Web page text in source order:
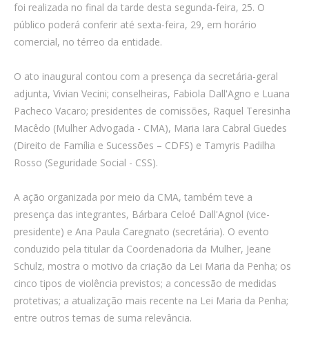
foi realizada no final da tarde desta segunda-feira, 25. O
público poderá conferir até sexta-feira, 29, em horário
comercial, no térreo da entidade.
O ato inaugural contou com a presença da secretária-geral
adjunta, Vivian Vecini; conselheiras, Fabiola Dall'Agno e Luana
Pacheco Vacaro; presidentes de comissões, Raquel Teresinha
Macêdo (Mulher Advogada - CMA), Maria Iara Cabral Guedes
(Direito de Família e Sucessões – CDFS) e Tamyris Padilha
Rosso (Seguridade Social - CSS).
A ação organizada por meio da CMA, também teve a
presença das integrantes, Bárbara Celoé Dall'Agnol (vice-
presidente) e Ana Paula Caregnato (secretária). O evento
conduzido pela titular da Coordenadoria da Mulher, Jeane
Schulz, mostra o motivo da criação da Lei Maria da Penha; os
cinco tipos de violência previstos; a concessão de medidas
protetivas; a atualização mais recente na Lei Maria da Penha;
entre outros temas de suma relevância.